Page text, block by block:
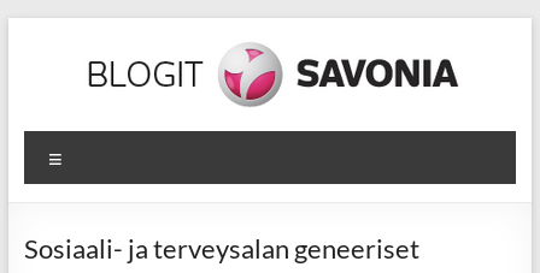
SOTETIE
Sote-
ammattilaisen
Sosiaali- ja terveysalan geneeriset